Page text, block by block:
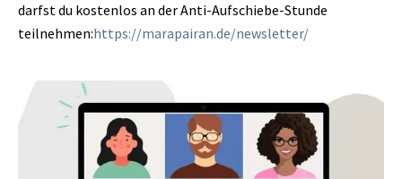
darfst du kostenlos an der Anti-Aufschiebe-Stunde
teilnehmen:https://marapairan.de/newsletter/